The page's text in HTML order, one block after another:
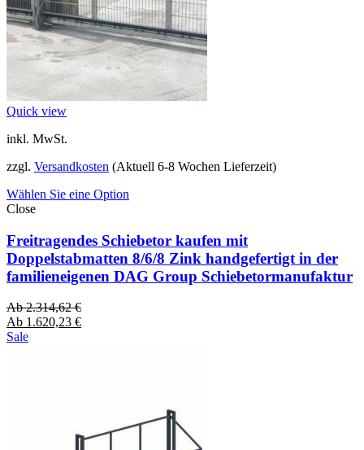
Quick view
inkl. MwSt.
zzgl. Versandkosten (Aktuell 6-8 Wochen Lieferzeit)
Wählen Sie eine Option
Close
Freitragendes Schiebetor kaufen mit
Doppelstabmatten 8/6/8 Zink handgefertigt in der
familieneigenen DAG Group Schiebetormanufaktur
Ab2.314,62€
Ab 1.620,23 €
Sale